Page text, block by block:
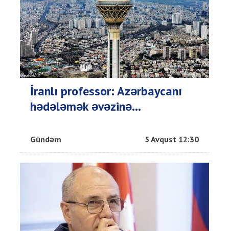
İranlı professor: Azərbaycanı
hədələmək əvəzinə...
Gündəm 5 Avqust 12:30